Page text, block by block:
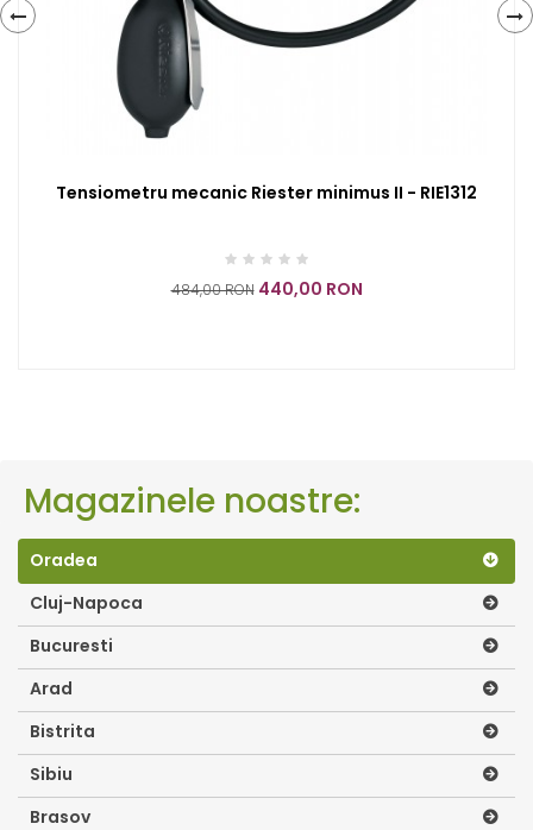
Tensiometru mecanic Riester minimus II - RIE1312
484,00 RON 440,00 RON
Magazinele noastre:
Oradea
Cluj-Napoca
Bucuresti
Arad
Bistrita
Sibiu
Brasov